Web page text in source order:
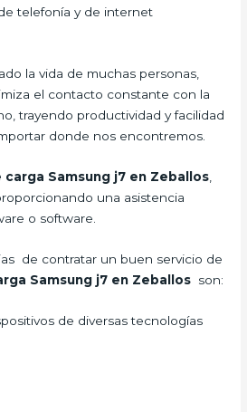
telefonía y de internet
la vida de muchas personas,
el contacto constante con la
trayendo productividad y facilidad
donde nos encontremos.
Samsung j7 en Zeballos
una asistencia
o software.
de contratar un buen servicio de
Samsung j7 en Zeballos son:
de diversas tecnologías